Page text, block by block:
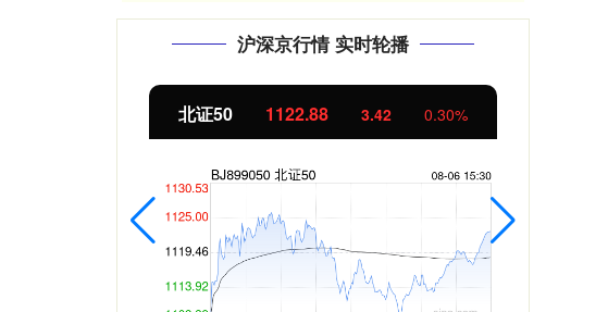
沪深京行情 实时轮播
北证50 1122.88 3.42 0.30%